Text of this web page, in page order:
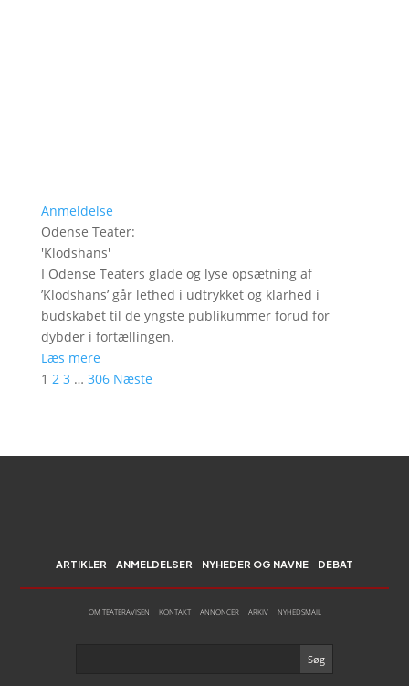
Anmeldelse
Odense Teater:
'Klodshans'
I Odense Teaters glade og lyse opsætning af
’Klodshans’ går lethed i udtrykket og klarhed i
budskabet til de yngste publikummer forud for
dybder i fortællingen.
Læs mere
1 2 3 … 306 Næste
ARTIKLER ANMELDELSER NYHEDER OG NAVNE DEBAT
OM TEATERAVISEN KONTAKT ANNONCER ARKIV NYHEDSMAIL